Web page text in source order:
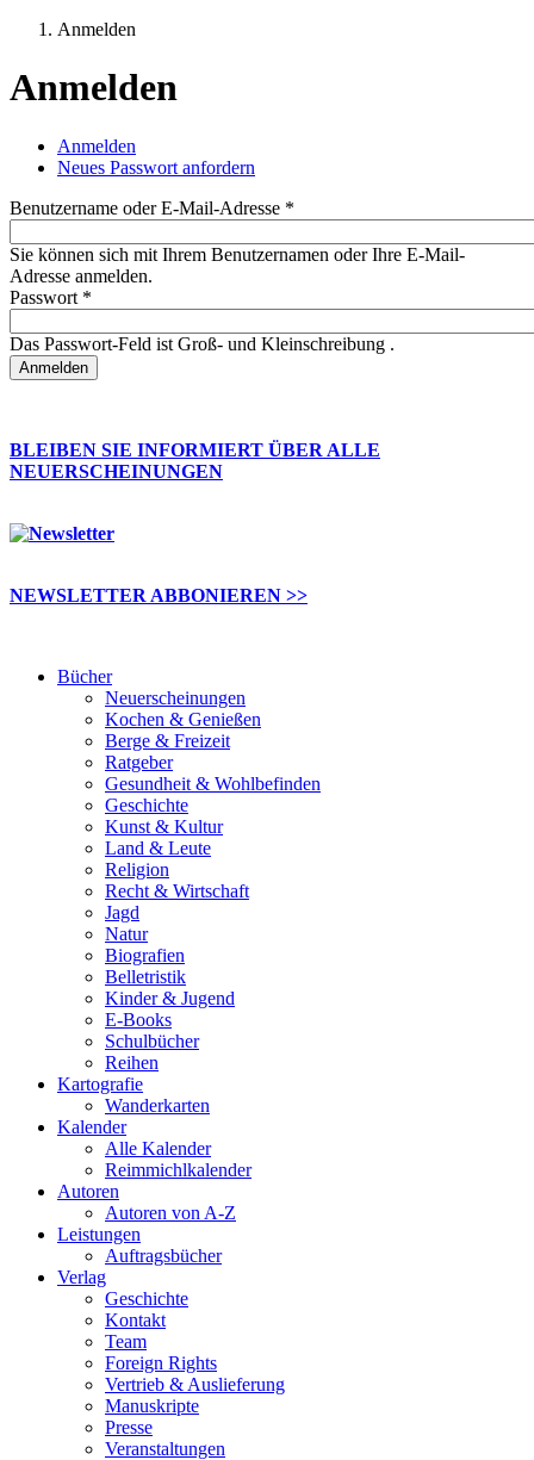
Anmelden
Anmelden
Haupt-Reiter
Anmelden
Neues Passwort anfordern
Benutzername oder E-Mail-Adresse *
Sie können sich mit Ihrem Benutzernamen oder Ihre E-Mail-
Adresse anmelden.
Passwort *
Das Passwort-Feld ist Groß- und Kleinschreibung .
BLEIBEN SIE INFORMIERT ÜBER ALLE
NEUERSCHEINUNGEN
NEWSLETTER ABBONIEREN >>
Bücher
Neuerscheinungen
Kochen & Genießen
Berge & Freizeit
Ratgeber
Gesundheit & Wohlbefinden
Geschichte
Kunst & Kultur
Land & Leute
Religion
Recht & Wirtschaft
Jagd
Natur
Biografien
Belletristik
Kinder & Jugend
E-Books
Schulbücher
Reihen
Kartografie
Wanderkarten
Kalender
Alle Kalender
Reimmichlkalender
Autoren
Autoren von A-Z
Leistungen
Auftragsbücher
Verlag
Geschichte
Kontakt
Team
Foreign Rights
Vertrieb & Auslieferung
Manuskripte
Presse
Veranstaltungen